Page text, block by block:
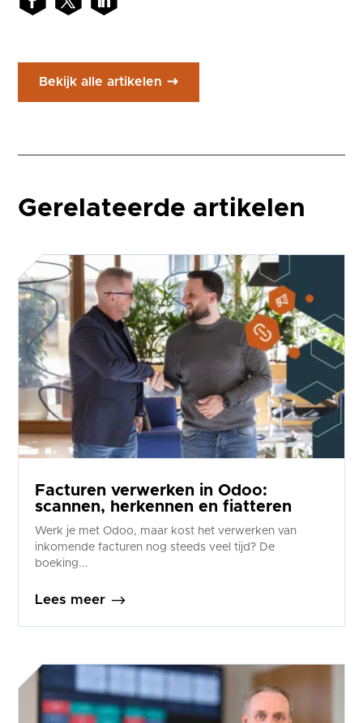
Bekijk alle artikelen
Gerelateerde artikelen
Facturen verwerken in Odoo:
scannen, herkennen en fiatteren
Werk je met Odoo, maar kost het verwerken van
inkomende facturen nog steeds veel tijd? De
boeking...
Lees meer $